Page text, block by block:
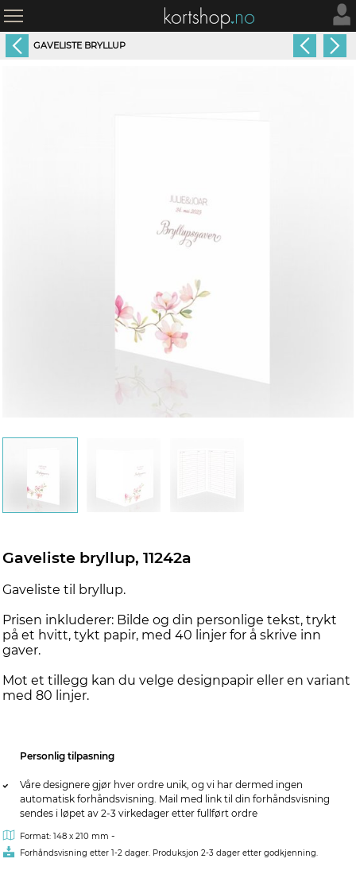
GAVELISTE BRYLLUP
Gaveliste bryllup, 11242a
Gaveliste til bryllup.
Prisen inkluderer: Bilde og din personlige tekst, trykt
på et hvitt, tykt papir, med 40 linjer for å skrive inn
gaver.
Mot et tillegg kan du velge designpapir eller en variant
med 80 linjer.
Personlig tilpasning
Våre designere gjør hver ordre unik, og vi har dermed ingen
automatisk forhåndsvisning. Mail med link til din forhåndsvisning
sendes i løpet av 2-3 virkedager etter fullført ordre
Format: 148 x 210 mm -
Forhåndsvisning etter 1-2 dager. Produksjon 2-3 dager etter godkjenning.